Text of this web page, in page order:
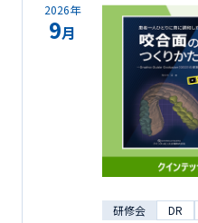
2026年
9月
研修会 DR